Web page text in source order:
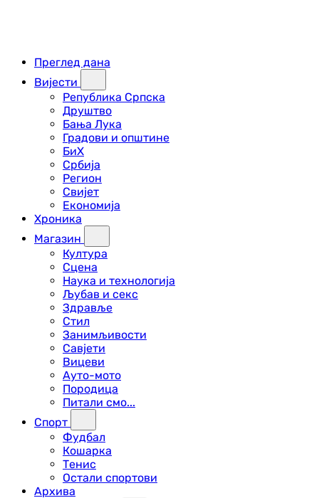
Преглед дана
Вијести
Република Српска
Друштво
Бања Лука
Градови и општине
БиХ
Србија
Регион
Свијет
Економија
Хроника
Магазин
Култура
Сцена
Наука и технологија
Љубав и секс
Здравље
Стил
Занимљивости
Савјети
Вицеви
Ауто-мото
Породица
Питали смо...
Спорт
Фудбал
Кошарка
Тенис
Остали спортови
Архива